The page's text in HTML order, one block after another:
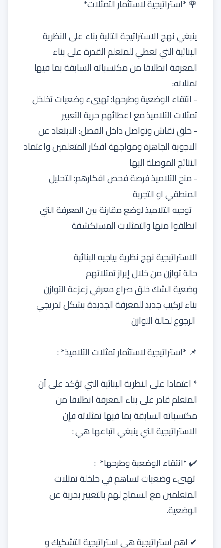
🌹 *استراتيجية لاستثمار التمثلات*
ينبغي نهج الاستراتيجة التالية بناء على النظرية
البنائية التي تعطي للمتعلم القدرة على بناء
المعرفة انطلاقا من مكتسباته السابقة بما فيها
تمثلاته:
- انتقاء الوضعية وطرحها: تهييء وضعيات تخلخل
تمثلات التلاميذ مع اعطائهم حرية التعبير
- خلق نقاش وتواصل داخل الفصل: الابتعاد عن
الاجوبة الجاهزة ومواجهة افكار المتعلمين واعتماد
النتائج الموصلة اليها
- منح التلاميذ فرصة فحص افكارهم: التحليل
المنطقي او التجربة
- توجيه التلاميذ لوضع مقارنة بين المعرفة التي
انطلقوا منها والتمثلات المستكشفة
الاستراتيجية نهج نظرية بياجيه البنائية
حالة توازن من خلال إبراز تمتلاتهم
وضعية الشك خلق صراع معرفي زعزعة التوازن
بناء تركيب جديد للمعرفة الجديدة بشكل تدريجي
الرجوع لحالة التوازن
📌 *استراتيجية لاستثمار تمثلات التلاميذ* :
* اعتمادا على النظرية البنائية التي تؤكد على أن
المتعلم قادر على بناء المعرفة انطلاقا من
مكتسباته السابقة بما فيها تمثلاته فإن
الاستراتيجية التي ينبغي اتباعها هي :
✔️ *انتقاء الوضعية وطرحها* :
تهييء وضعيات تساهم في خلخلة تمثلات
المتعلمين مع السماح لهم بالتعبير بحرية عن
الوضعية.
✔ اهم استراتيجية هي استراتيجية التشكيك و